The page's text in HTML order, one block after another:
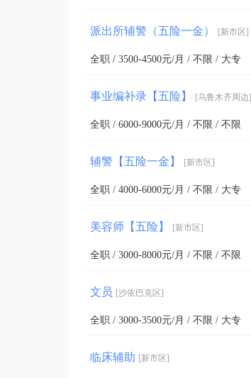
派出所辅警（五险一金） [新市区]
全职 / 3500-4500元/月 / 不限 / 大专
事业编补录【五险】 [乌鲁木齐周边]
全职 / 6000-9000元/月 / 不限 / 不限
辅警【五险一金】 [新市区]
全职 / 4000-6000元/月 / 不限 / 大专
美容师【五险】 [新市区]
全职 / 3000-8000元/月 / 不限 / 不限
文员 [沙依巴克区]
全职 / 3000-3500元/月 / 不限 / 大专
临床辅助 [新市区]